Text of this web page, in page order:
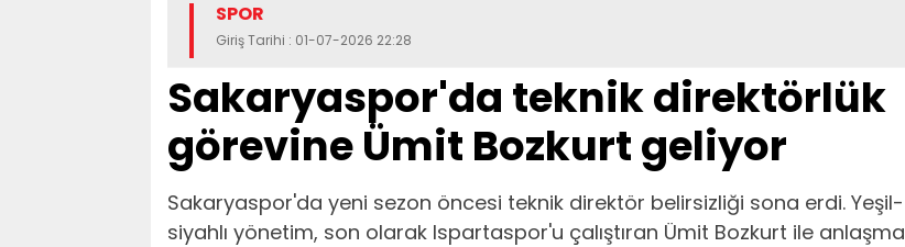
SPOR
Giriş Tarihi : 01-07-2026 22:28
Sakaryaspor'da teknik direktörlük
görevine Ümit Bozkurt geliyor
Sakaryaspor'da yeni sezon öncesi teknik direktör belirsizliği sona erdi. Yeşil-
siyahlı yönetim, son olarak Ispartaspor'u çalıştıran Ümit Bozkurt ile anlaşma